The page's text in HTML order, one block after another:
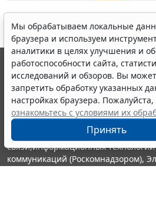
Мы обрабатываем локальные
браузера и используем
аналитики в целях улучшения и
работоспособности сайта,
исследований и обзоров. Вы
запретить обработку указанных
настройках браузера. Пожалуйста,
ознакомьтесь с условиями их
Принять
© ООО "НПП "ГАРАНТ-СЕРВИС",
выпускается с 1990 года.
являются участниками
информации ГАРАНТ.
Портал ГАРАНТ.РУ зарегистрирован
издания Федеральной службой по
связи,информационных
коммуникаций (Роскомнадзором),